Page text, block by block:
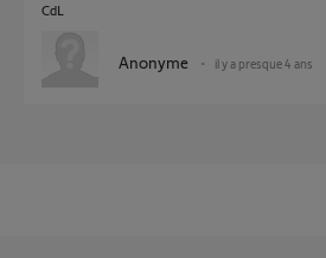
CdL
Anonyme il y a presque 4 ans